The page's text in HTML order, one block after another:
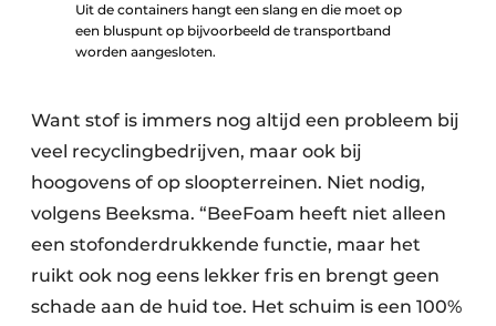
Uit de containers hangt een slang en die moet op
een bluspunt op bijvoorbeeld de transportband
worden aangesloten.
Want stof is immers nog altijd een probleem bij
veel recyclingbedrijven, maar ook bij
hoogovens of op sloopterreinen. Niet nodig,
volgens Beeksma. “BeeFoam heeft niet alleen
een stofonderdrukkende functie, maar het
ruikt ook nog eens lekker fris en brengt geen
schade aan de huid toe. Het schuim is een 100%